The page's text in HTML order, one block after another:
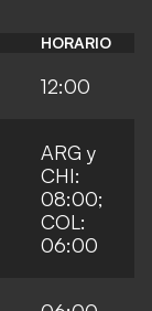
HORARIO
12:00
ARG y
CHI:
08:00;
COL:
06:00